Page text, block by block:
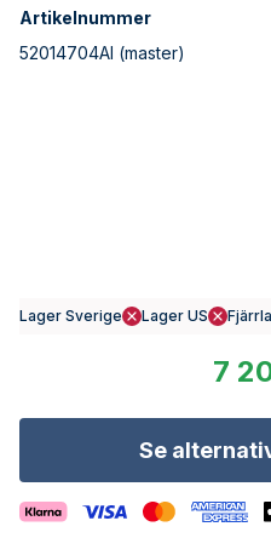
Artikelnummer
52014704AI (master)
Lager Sverige Lager US
7
Se